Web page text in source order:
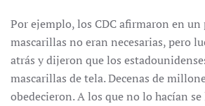
Por ejemplo, los CDC afirmaron en
mascarillas no eran necesarias, pero
atrás y dijeron que los
mascarillas de tela. Decenas de
obedecieron. A los que no lo hacían